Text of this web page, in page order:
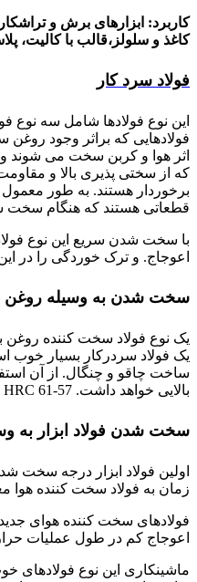
کاربرد: ابزارهای برش و
کاغذ و سلولز،قالب با کالیت،
فولاد سرد کار
این نوع فولادها شامل سه نوع
فولادهایی که براثر وجود
اثر هوا و کربن سخت می شوند و
که از سختی پذیری بالا و
برخوردار هستند. به طور معمول
قطعاتی هستند که هنگام سخت
با سخت شدن سریع این نوع
اعوجاج. و ترک خوردگی را در این
سخت شدن به وسیله روغن
یک فولاد سردرکار بسیار خوب
ساخت چاقو و چنگال. از آن
بالایی خواهد داشت. HRC 61-57
سخت شدن فولاد ابزار به
اولین فولاد ابزار درجه سخت
زمان به فولاد سخت کننده هوا
فولادهای سخت کننده هوای جدید
اعوجاج کم در طول عملیات
ماشینکاری این نوع فولادهای